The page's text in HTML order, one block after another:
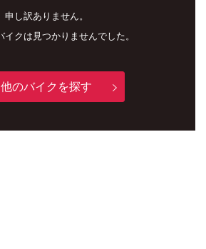
申し訳ありません。
イクは見つかりませんでした。
他のバイクを探す